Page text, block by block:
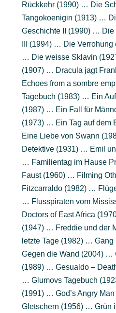
Rückkehr (1990) … Die
Tangokoenigin (1913) …
Geschichte II (1990) …
III (1994) … Die
… Die weisse Sklavin
(1907) … Dracula jagt
Echoes from a sombre
Tagebuch (1983) … Ein
(1987) … Ein Fall für
(1973) … Ein Tag auf dem
Eine Liebe von Swann
Detektive (1931) … Emil
… Familientag im Hause
Faust (1960) … Filming
Fitzcarraldo (1982) …
… Flusspiraten vom
Doctors of East Africa
(1947) … Freddie und der
letzte Tage (1982) …
Gegen die Wand (2004) …
(1989) … Gesualdo –
… Glumovs Tagebuch
(1991) … God’s Angry
Gletschern (1956) … Grün